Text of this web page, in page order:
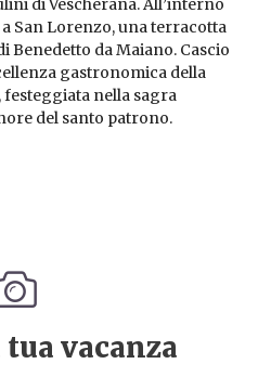
di Vescherana. All’interno
San Lorenzo, una terracotta
Benedetto da Maiano. Cascio
gastronomica della
nella sagra
del santo patrono.
vacanza